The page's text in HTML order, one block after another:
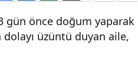
gün önce doğum yaparak
dolayı üzüntü duyan aile,